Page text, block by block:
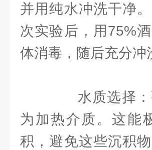
并用纯水冲洗干净
次实验后，用75%
体消毒，随后充分冲
水质选择：
为加热介质。这能
积，避免这些沉积